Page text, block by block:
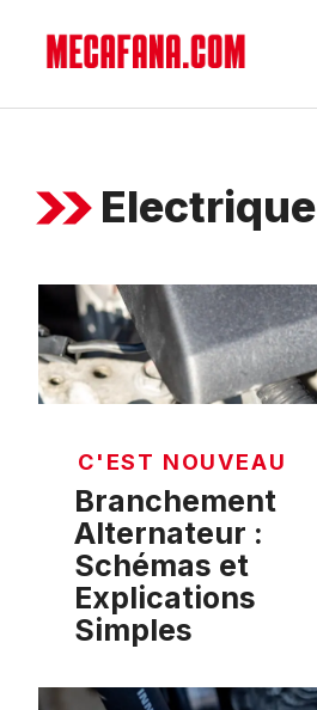
Electrique
C'EST NOUVEAU
Branchement
Alternateur :
Schémas et
Explications
Simples